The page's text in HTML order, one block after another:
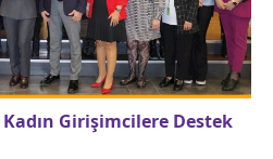
Kadın Girişimcilere Destek